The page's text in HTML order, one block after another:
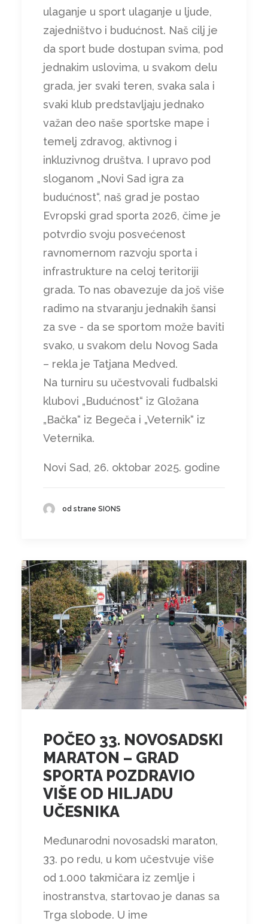
ulaganje u sport ulaganje u ljude,
zajedništvo i budućnost. Naš cilj je
da sport bude dostupan svima, pod
jednakim uslovima, u svakom delu
grada, jer svaki teren, svaka sala i
svaki klub predstavljaju jednako
važan deo naše sportske mape i
temelj zdravog, aktivnog i
inkluzivnog društva. I upravo pod
sloganom „Novi Sad igra za
budućnost“, naš grad je postao
Evropski grad sporta 2026, čime je
potvrdio svoju posvećenost
ravnomernom razvoju sporta i
infrastrukture na celoj teritoriji
grada. To nas obavezuje da još više
radimo na stvaranju jednakih šansi
za sve - da se sportom može baviti
svako, u svakom delu Novog Sada
– rekla je Tatjana Medved.
Na turniru su učestvovali fudbalski
klubovi „Budućnost“ iz Gložana
„Bačka“ iz Begeča i „Veternik“ iz
Veternika.
Novi Sad, 26. oktobar 2025. godine
od strane SIONS
POČEO 33. NOVOSADSKI
MARATON – GRAD
SPORTA POZDRAVIO
VIŠE OD HILJADU
UČESNIKA
Međunarodni novosadski maraton,
33. po redu, u kom učestvuje više
od 1.000 takmičara iz zemlje i
inostranstva, startovao je danas sa
Trga slobode. U ime